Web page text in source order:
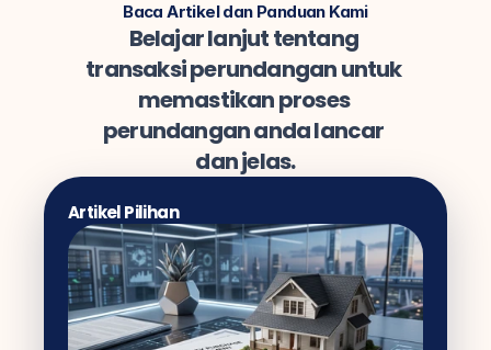
Baca Artikel dan Panduan Kami
Belajar lanjut tentang
transaksi perundangan untuk
memastikan proses
perundangan anda lancar
dan jelas.
Artikel Pilihan